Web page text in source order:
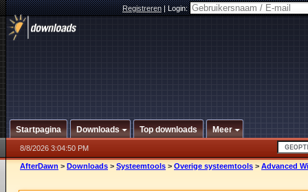
Registreren|Login:
Startpagina Downloads Top downloads Meer
8/8/2026 3:04:50 PM
AfterDawn > Downloads > Systeemtools > Overige systeemtools > Advanced